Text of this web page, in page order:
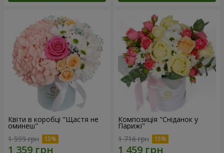
Квіти в коробці "Щастя не
оминеш"
1 599 грн
Композиція "Сніданок у
Парижі"
1 716 грн